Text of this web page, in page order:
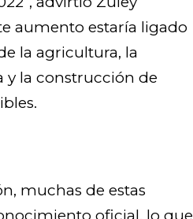
aumento estaría ligado
la agricultura, la
y la construcción de
muchas de estas
oficial, lo que